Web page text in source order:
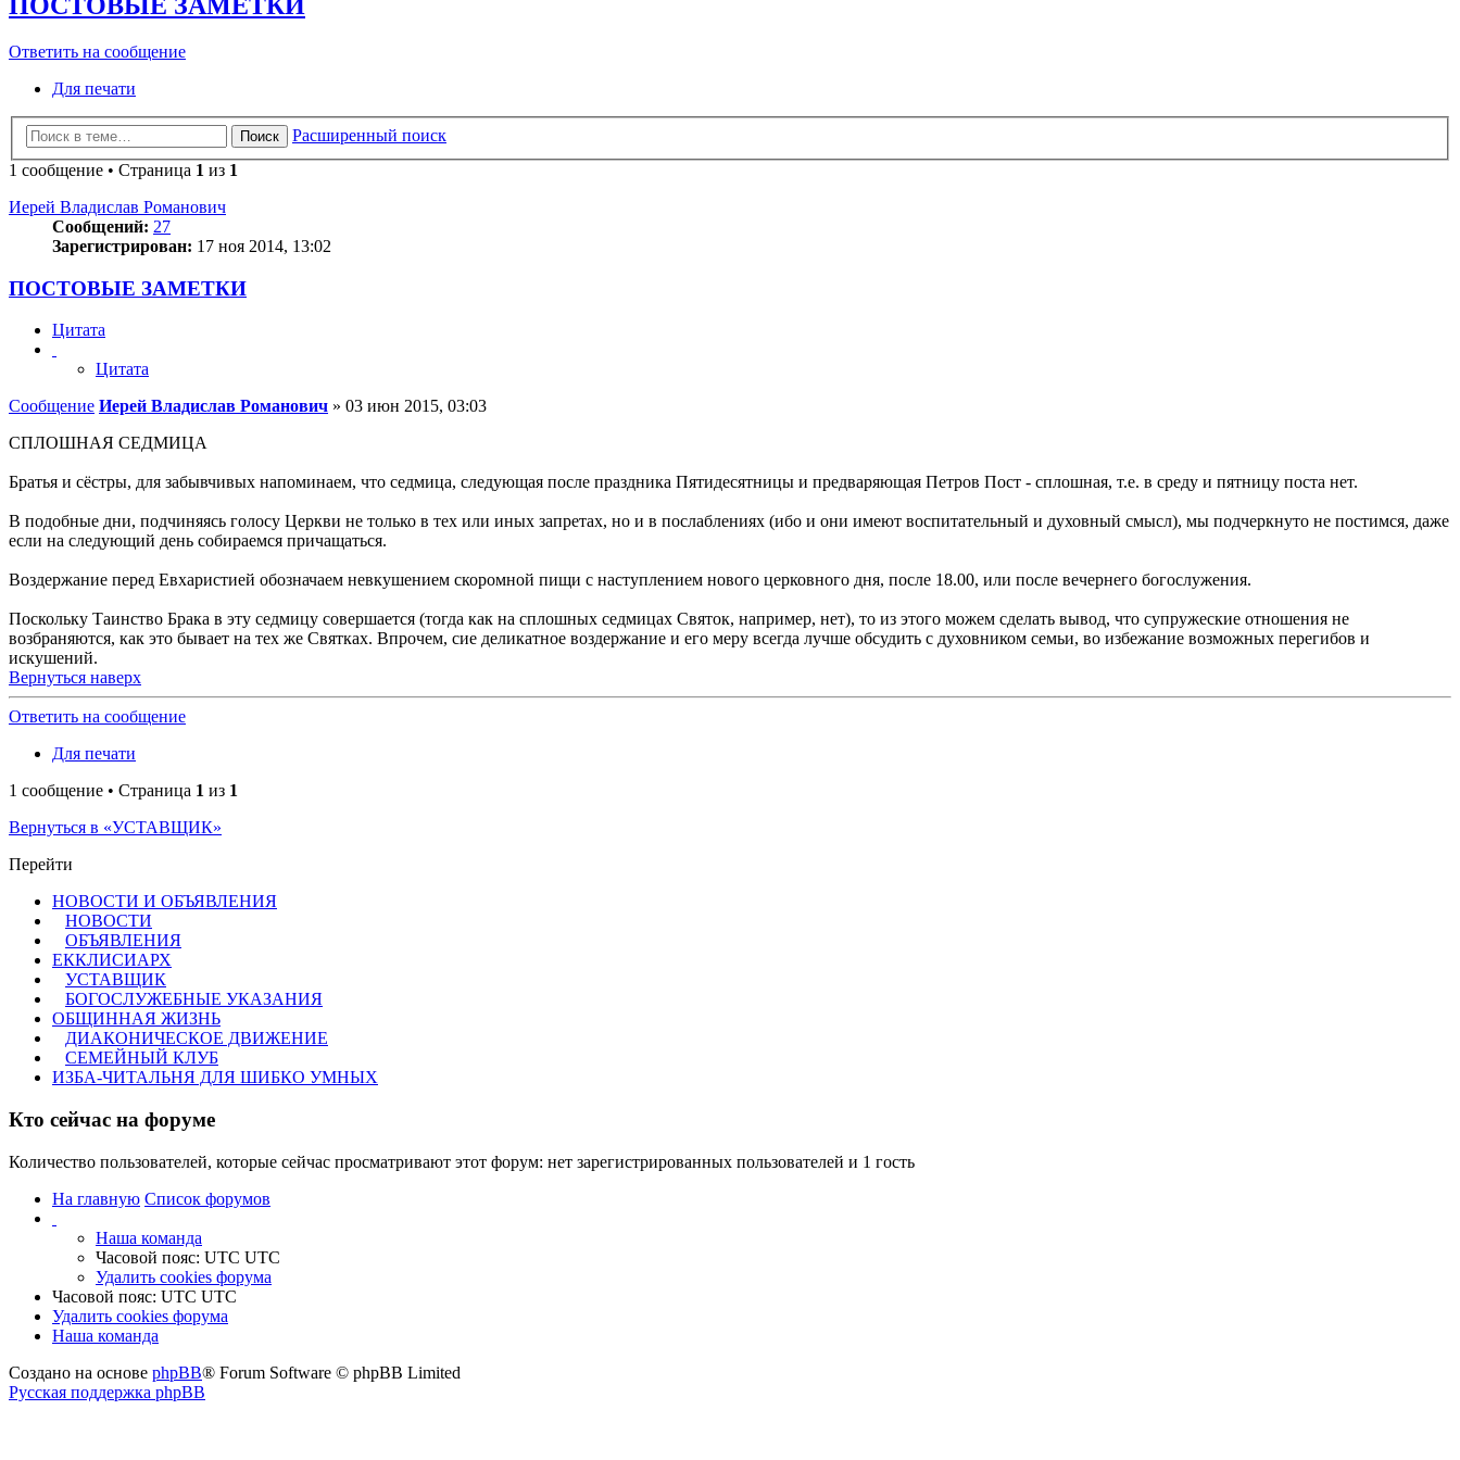
ПОСТОВЫЕ ЗАМЕТКИ
Ответить на сообщение
Для печати
Поиск
Расширенный поиск
1 сообщение • Страница 1 из 1
Иерей Владислав Романович
Сообщений: 27
Зарегистрирован: 17 ноя 2014, 13:02
ПОСТОВЫЕ ЗАМЕТКИ
Цитата
Цитата
Сообщение Иерей Владислав Романович » 03 июн 2015, 03:03
СПЛОШНАЯ СЕДМИЦА
Братья и сёстры, для забывчивых напоминаем, что седмица, следующая после праздника Пятидесятницы и предваряющая Петров Пост - сплошная, т.е. в среду и пятницу поста нет.
В подобные дни, подчиняясь голосу Церкви не только в тех или иных запретах, но и в послаблениях (ибо и они имеют воспитательный и духовный смысл), мы подчеркнуто не постимся, даже
если на следующий день собираемся причащаться.
Воздержание перед Евхаристией обозначаем невкушением скоромной пищи с наступлением нового церковного дня, после 18.00, или после вечернего богослужения.
Поскольку Таинство Брака в эту седмицу совершается (тогда как на сплошных седмицах Святок, например, нет), то из этого можем сделать вывод, что супружеские отношения не
возбраняются, как это бывает на тех же Святках. Впрочем, сие деликатное воздержание и его меру всегда лучше обсудить с духовником семьи, во избежание возможных перегибов и
искушений.
Вернуться наверх
Ответить на сообщение
Для печати
1 сообщение • Страница 1 из 1
Вернуться в «УСТАВЩИК»
Перейти
НОВОСТИ И ОБЪЯВЛЕНИЯ
НОВОСТИ
ОБЪЯВЛЕНИЯ
ЕККЛИСИАРХ
УСТАВЩИК
БОГОСЛУЖЕБНЫЕ УКАЗАНИЯ
ОБЩИННАЯ ЖИЗНЬ
ДИАКОНИЧЕСКОЕ ДВИЖЕНИЕ
СЕМЕЙНЫЙ КЛУБ
ИЗБА-ЧИТАЛЬНЯ ДЛЯ ШИБКО УМНЫХ
Кто сейчас на форуме
Количество пользователей, которые сейчас просматривают этот форум: нет зарегистрированных пользователей и 1 гость
На главную Список форумов
Наша команда
Часовой пояс: UTC UTC
Удалить cookies форума
Часовой пояс: UTC UTC
Удалить cookies форума
Наша команда
Создано на основе phpBB® Forum Software © phpBB Limited
Русская поддержка phpBB